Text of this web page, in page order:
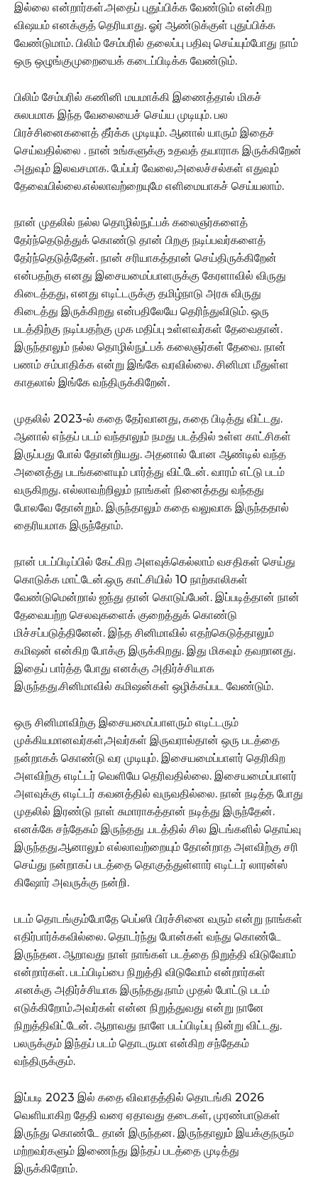
இல்லை என்றார்கள்.அதைப் புதுப்பிக்க வேண்டும் என்கிற
விஷயம் எனக்குத் தெரியாது. ஓர் ஆண்டுக்குள் புதுப்பிக்க
வேண்டுமாம். பிலிம் சேம்பரில் தலைப்பு பதிவு செய்யும்போது நாம்
ஒரு ஒழுங்குமுறையைக் கடைப்பிடிக்க வேண்டும்.
பிலிம் சேம்பரில் கணினி மயமாக்கி இணைத்தால் மிகச்
சுலபமாக இந்த வேலையைச் செய்ய முடியும். பல
பிரச்சினைகளைத் தீர்க்க முடியும். ஆனால் யாரும் இதைச்
செய்வதில்லை . நான் உங்களுக்கு உதவத் தயாராக இருக்கிறேன்
அதுவும் இலவசமாக. பேப்பர் வேலை,அலைச்சல்கள் எதுவும்
தேவையில்லை.எல்லாவற்றையுமே எளிமையாகச் செய்யலாம்.
நான் முதலில் நல்ல தொழில்நுட்பக் கலைஞர்களைத்
தேர்ந்தெடுத்துக் கொண்டு தான் பிறகு நடிப்பவர்களைத்
தேர்ந்தெடுத்தேன். நான் சரியாகத்தான் செய்திருக்கிறேன்
என்பதற்கு எனது இசையமைப்பாளருக்கு கேரளாவில் விருது
கிடைத்தது, எனது எடிட்டருக்கு தமிழ்நாடு அரசு விருது
கிடைத்து இருக்கிறது என்பதிலேயே தெரிந்துவிடும். ஒரு
படத்திற்கு நடிப்பதற்கு முக மதிப்பு உள்ளவர்கள் தேவைதான்.
இருந்தாலும் நல்ல தொழில்நுட்பக் கலைஞர்கள் தேவை. நான்
பணம் சம்பாதிக்க என்று இங்கே வரவில்லை. சினிமா மீதுள்ள
காதலால் இங்கே வந்திருக்கிறேன்.
முதலில் 2023-ல் கதை தேர்வானது, கதை பிடித்து விட்டது.
ஆனால் எந்தப் படம் வந்தாலும் நமது படத்தில் உள்ள காட்சிகள்
இருப்பது போல் தோன்றியது. அதனால் போன ஆண்டில் வந்த
அனைத்து படங்களையும் பார்த்து விட்டேன். வாரம் எட்டு படம்
வருகிறது. எல்லாவற்றிலும் நாங்கள் நினைத்தது வந்தது
போலவே தோன்றும். இருந்தாலும் கதை வலுவாக இருந்ததால்
தைரியமாக இருந்தோம்.
நான் படப்பிடிப்பில் கேட்கிற அளவுக்கெல்லாம் வசதிகள் செய்து
கொடுக்க மாட்டேன்.ஒரு காட்சியில் 10 நாற்காலிகள்
வேண்டுமென்றால் ஐந்து தான் கொடுப்பேன். இப்படித்தான் நான்
தேவையற்ற செலவுகளைக் குறைத்துக் கொண்டு
மிச்சப்படுத்தினேன். இந்த சினிமாவில் எதற்கெடுத்தாலும்
கமிஷன் என்கிற போக்கு இருக்கிறது. இது மிகவும் தவறானது.
இதைப் பார்த்த போது எனக்கு அதிர்ச்சியாக
இருந்தது.சினிமாவில் கமிஷன்கள் ஒழிக்கப்பட வேண்டும்.
ஒரு சினிமாவிற்கு இசையமைப்பாளரும் எடிட்டரும்
முக்கியமானவர்கள்,அவர்கள் இருவரால்தான் ஒரு படத்தை
நன்றாகக் கொண்டு வர முடியும். இசையமைப்பாளர் தெரிகிற
அளவிற்கு எடிட்டர் வெளியே தெரிவதில்லை. இசையமைப்பாளர்
அளவுக்கு எடிட்டர் கவனத்தில் வருவதில்லை. நான் நடித்த போது
முதலில் இரண்டு நாள் சுமாராகத்தான் நடித்து இருந்தேன்.
எனக்கே சந்தேகம் இருந்தது .படத்தில் சில இடங்களில் தொய்வு
இருந்தது.ஆனாலும் எல்லாவற்றையும் தோன்றாத அளவிற்கு சரி
செய்து நன்றாகப் படத்தை தொகுத்துள்ளார் எடிட்டர் லாரன்ஸ்
கிஷோர் அவருக்கு நன்றி.
படம் தொடங்கும்போதே பெப்ஸி பிரச்சினை வரும் என்று நாங்கள்
எதிர்பார்க்கவில்லை. தொடர்ந்து போன்கள் வந்து கொண்டே
இருந்தன. ஆறாவது நாள் நாங்கள் படத்தை நிறுத்தி விடுவோம்
என்றார்கள். படப்பிடிப்பை நிறுத்தி விடுவோம் என்றார்கள்
.எனக்கு அதிர்ச்சியாக இருந்தது.நாம் முதல் போட்டு படம்
எடுக்கிறோம்.அவர்கள் என்ன நிறுத்துவது என்று நானே
நிறுத்திவிட்டேன். ஆறாவது நாளே படப்பிடிப்பு நின்று விட்டது.
பலருக்கும் இந்தப் படம் தொடருமா என்கிற சந்தேகம்
வந்திருக்கும்.
இப்படி 2023 இல் கதை விவாதத்தில் தொடங்கி 2026
வெளியாகிற தேதி வரை ஏதாவது தடைகள், முரண்பாடுகள்
இருந்து கொண்டே தான் இருந்தன. இருந்தாலும் இயக்குநரும்
மற்றவர்களும் இணைந்து இந்தப் படத்தை முடித்து
இருக்கிறோம்.